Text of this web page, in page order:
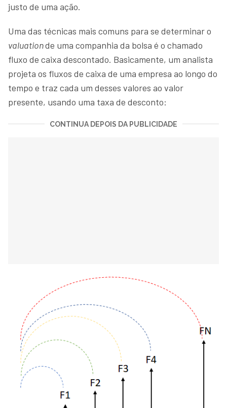
justo de uma ação.
Uma das técnicas mais comuns para se determinar o
valuationde uma companhia da bolsa é o chamado
fluxo de caixa descontado. Basicamente, um analista
projeta os fluxos de caixa de uma empresa ao longo do
tempo e traz cada um desses valores ao valor
presente, usando uma taxa de desconto:
CONTINUA DEPOIS DA PUBLICIDADE